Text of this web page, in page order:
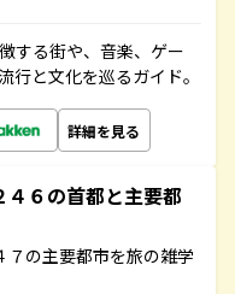
する街や、音楽、ゲー
行と文化を巡るガイド。
詳細を見る
６の首都と主要都
７の主要都市を旅の雑学